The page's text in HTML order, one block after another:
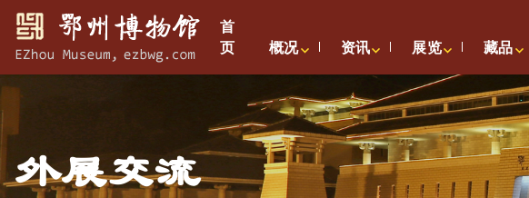
首
页
概况 资讯 展览 藏品
外展交流